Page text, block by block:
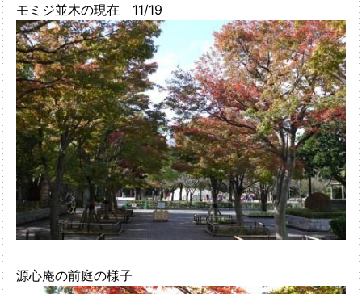
モミジ並木の現在 11/19
源心庵の前庭の様子